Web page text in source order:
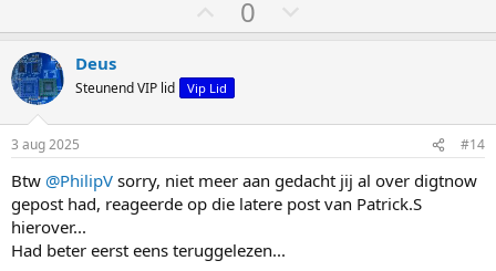
Zoals bv die@Patrick.S
gebruikt blijkbaar niet altijd dezelfde chips.
Kan soms een goedopere (bv UTV007, soms iets anders ?? beter??)
in gebruikt worden.
(Iets wat meerdere fabrikanten, bv bij ssds, ook wel eens doen.)
Hier vind je deDIGITNOW! USB 2.0 Video Capture Cardvoor €16,95,
ipv Amazon's €38,66. Even gechekt, BE = blijkbaar gratis shipping!
Gebtruikt dus hoogstwrs een UTV007.
Als je zoekt op Elgato, is ook niet iedereen tevreden over.
t
m
o
h
o
o
g
0
t
o
l
a
a
Deus
Steunend VIP lid Vip Lid
3 aug 2025 #14
Btw @PhilipV sorry, niet meer aan gedacht jij al over digtnow
gepost had, reageerde op die latere post van Patrick.S
hierover...
Had beter eerst eens teruggelezen...